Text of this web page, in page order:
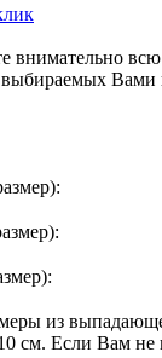
внимательно всю
выбираемых Вами
из
см. Если Вам не